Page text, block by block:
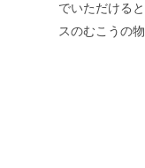
でいただける
スのむこうの